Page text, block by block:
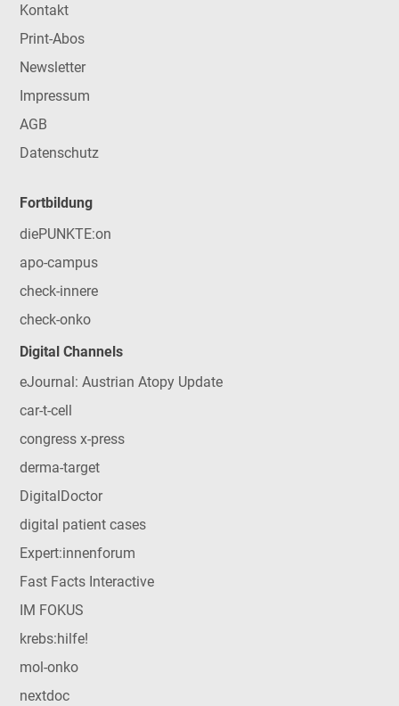
Kontakt
Print-Abos
Newsletter
Impressum
AGB
Datenschutz
Fortbildung
diePUNKTE:on
apo-campus
check-innere
check-onko
Digital Channels
eJournal: Austrian Atopy Update
car-t-cell
congress x-press
derma-target
DigitalDoctor
digital patient cases
Expert:innenforum
Fast Facts Interactive
IM FOKUS
krebs:hilfe!
mol-onko
nextdoc